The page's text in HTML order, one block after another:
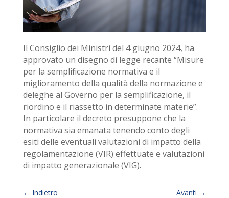
Il Consiglio dei Ministri del 4 giugno 2024, ha
approvato un disegno di legge recante “Misure
per la semplificazione normativa e il
miglioramento della qualità della normazione e
deleghe al Governo per la semplificazione, il
riordino e il riassetto in determinate materie”.
In particolare il decreto presuppone che la
normativa sia emanata tenendo conto degli
esiti delle eventuali valutazioni di impatto della
regolamentazione (VIR) effettuate e valutazioni
di impatto generazionale (VIG).
← Indietro Avanti →